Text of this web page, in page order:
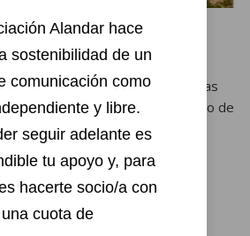
lugar de
de la Esperanza es atender a las
a cualquier hora del día o de
More »
Alandar hace
sostenibilidad de un
comunicación como
y libre.
seguir adelante es
tu apoyo y, para
hacerte socio/a con
una cuota de